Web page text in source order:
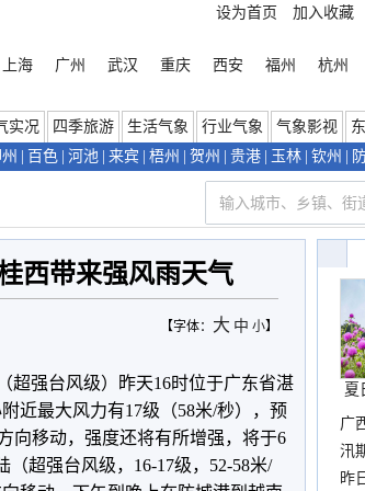
设为首页 加入收藏
上海 广州 武汉 重庆 西安 福州 杭州
实况 四季旅游 生活气象 行业气象 气象影视
百色 河池 来宾 梧州 贺州 贵港 玉林 钦州
西带来强风雨天气
【字体： 大 中 小】
超强台风级）昨天16时位于广东省湛
近最大风力有17级（58米/秒），预
向移动，强度还将有所增强，将于6
超强台风级，16-17级，52-58米/
夏
广
汛
暴
昨